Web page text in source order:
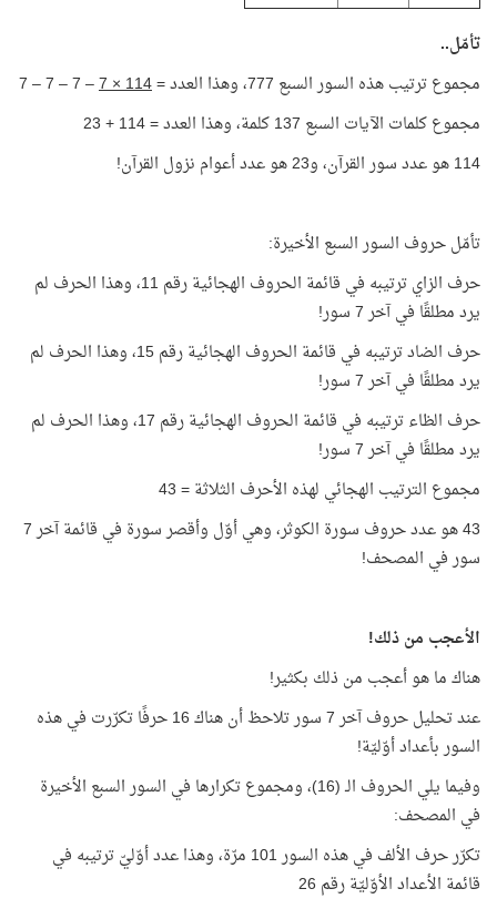
تأمّل..
مجموع ترتيب هذه السور السبع 777، وهذا العدد =
114 × 7
– 7 – 7 – 7
مجموع كلمات الآيات السبع 137 كلمة، وهذا العدد = 114 + 23
114 هو عدد سور القرآن، و23 هو عدد أعوام نزول القرآن!
تأمّل حروف السور السبع الأخيرة:
حرف الزاي ترتيبه في قائمة الحروف الهجائية رقم 11، وهذا الحرف لم
يرد مطلقًا في آخر 7 سور!
حرف الضاد ترتيبه في قائمة الحروف الهجائية رقم 15، وهذا الحرف لم
يرد مطلقًا في آخر 7 سور!
حرف الظاء ترتيبه في قائمة الحروف الهجائية رقم 17، وهذا الحرف لم
يرد مطلقًا في آخر 7 سور!
مجموع الترتيب الهجائي لهذه الأحرف الثلاثة = 43
43 هو عدد حروف سورة الكوثر، وهي أوّل وأقصر سورة في قائمة آخر 7
سور في المصحف!
الأعجب من ذلك!
هناك ما هو أعجب من ذلك بكثير!
عند تحليل حروف آخر 7 سور تلاحظ أن هناك 16 حرفًا تكرّرت في هذه
السور بأعداد أوّليّة!
وفيما يلي الحروف الـ (16)، ومجموع تكرارها في السور السبع الأخيرة
في المصحف:
تكرّر حرف الألف في هذه السور 101 مرّة، وهذا عدد أوّليّ ترتيبه في
قائمة الأعداد الأوّليّة رقم 26